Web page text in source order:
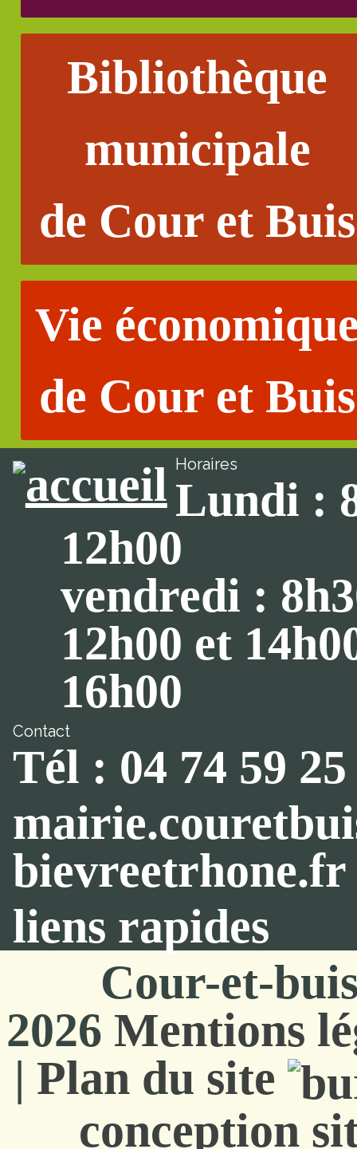
Bibliothèque
municipale
de Cour et Buis
Vie
de Cour et Buis
Horaires
Lundi :
12h00
vendredi :
12h00 et
16h00
Contact
Tél : 04 74 59 25
bievreetrhone.fr
liens rapides
Cour-et-
2026 Mentions
| Plan du site
conception